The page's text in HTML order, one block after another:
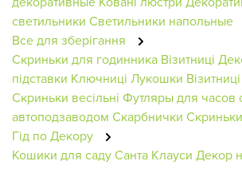
светильники Светильники напольные
Все для зберігання
Скриньки для годинника Візитниці
підставки Ключниці Лукошки
Скриньки весільні Футляры для часов
автоподзаводом Скарбнички
Гід по Декору
Кошики для садуСанта Клауси Декор